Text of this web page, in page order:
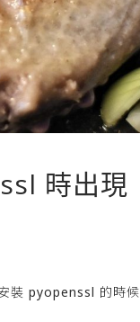
時出現
裝 pyopenssl 的時候